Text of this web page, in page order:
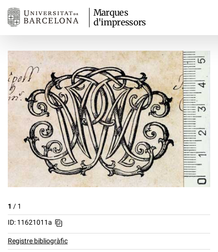
Marques
d'impressors
1 / 1
ID: 11621011a
Registre bibliogràfic